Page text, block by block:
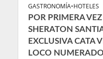
GASTRONOMÍA•HOTELES
POR PRIMERA
SHERATON
EXCLUSIVA CATA
LOCO NUMERADO